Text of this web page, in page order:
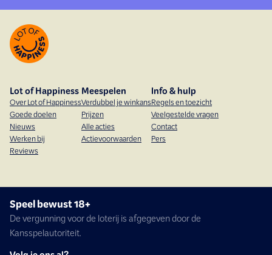
Lot of Happiness
Over Lot of Happiness
Goede doelen
Nieuws
Werken bij
Reviews
Meespelen
Verdubbel je winkans
Prijzen
Alle acties
Actievoorwaarden
Info & hulp
Regels en toezicht
Veelgestelde vragen
Contact
Pers
Speel bewust 18+
De vergunning voor de loterij is afgegeven door de
Kansspelautoriteit.